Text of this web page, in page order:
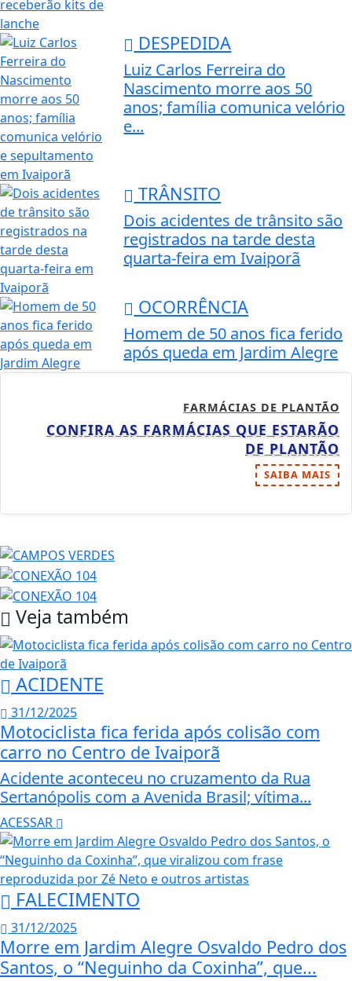
DESPEDIDA
Luiz Carlos Ferreira do
Nascimento morre aos 50
anos; família comunica velório
e...
TRÂNSITO
Dois acidentes de trânsito são
registrados na tarde desta
quarta-feira em Ivaiporã
OCORRÊNCIA
Homem de 50 anos fica ferido
após queda em Jardim Alegre
FARMÁCIAS DE PLANTÃO
CONFIRA AS FARMÁCIAS QUE ESTARÃO
DE PLANTÃO
SAIBA MAIS
Veja também
ACIDENTE
31/12/2025
Motociclista fica ferida após colisão com
carro no Centro de Ivaiporã
Acidente aconteceu no cruzamento da Rua
Sertanópolis com a Avenida Brasil; vítima...
ACESSAR
FALECIMENTO
31/12/2025
Morre em Jardim Alegre Osvaldo Pedro dos
Santos, o “Neguinho da Coxinha”, que...